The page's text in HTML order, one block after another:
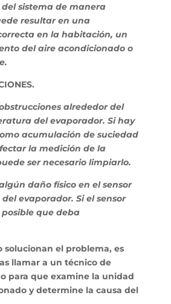
sistema de manera
resultar en una
en la habitación, un
del aire acondicionado o
alrededor del
del evaporador. Si hay
acumulación de suciedad
la medición de la
ser necesario limpiarlo.
daño físico en el sensor
evaporador. Si el sensor
que deba
solucionan el problema, es
llamar a un técnico de
para que examine la unidad
y determine la causa del